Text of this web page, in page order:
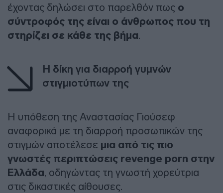
έχοντας δηλώσει στο παρελθόν πως ο
σύντροφός της είναι ο άνθρωπος που τη
στηρίζει σε κάθε της βήμα.
Η δίκη για διαρροή γυμνών
στιγμιοτύπων της
Η υπόθεση της Αναστασίας Γιούσεφ
αναφορικά με τη διαρροή προσωπικών της
στιγμών αποτέλεσε μια από τις πιο
γνωστές περιπτώσεις revenge porn στην
Ελλάδα, οδηγώντας τη γνωστή χορεύτρια
στις δικαστικές αίθουσες.